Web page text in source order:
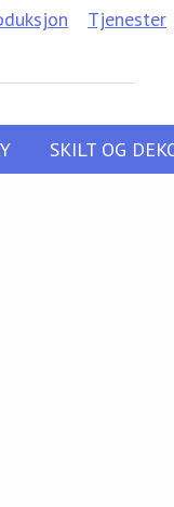
Tjenester
SKILT OG